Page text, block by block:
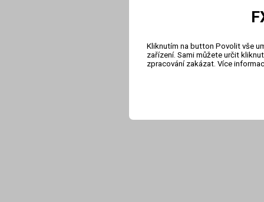
Kliknutím na button Povolit vše
zařízení. Sami můžete určit
zpracování zakázat. Více